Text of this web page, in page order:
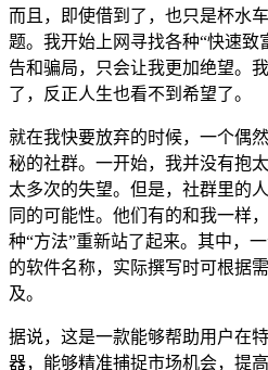
而且，即使借到了，也只是杯水
题。我开始上网寻找各种“快速致
告和骗局，只会让我更加绝望。
了，反正人生也看不到希望了。
就在我快要放弃的时候，一个偶
秘的社群。一开始，我并没有抱
太多次的失望。但是，社群里的
同的可能性。他们有的和我一样
种“方法”重新站了起来。其中，
的软件名称，实际撰写时可根据
及。
据说，这是一款能够帮助用户在
器，能够精准捕捉市场机会，提